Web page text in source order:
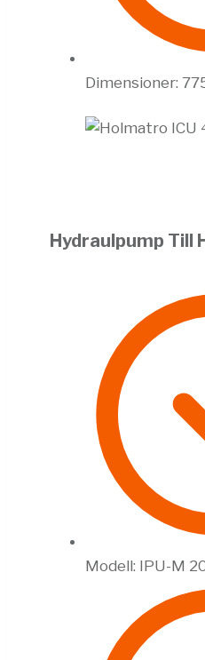
Dimensioner:
Hydraulpump Till
Modell: IPU-M